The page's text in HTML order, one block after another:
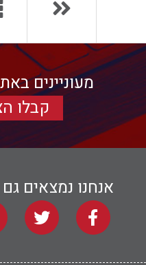
מעוניינים
קבלו
אנחנו נמצאים